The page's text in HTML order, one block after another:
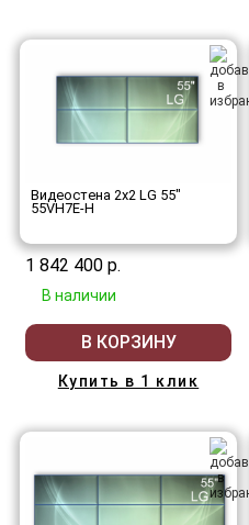
Видеостена 2x2 LG 55"
55VH7E-H
1 842 400 р.
В наличии
В КОРЗИНУ
Купить в 1 клик